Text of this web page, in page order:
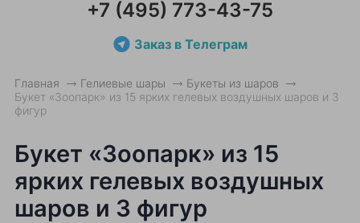
+7 (495) 773-43-75
Заказ в Телеграм
Главная Гелиевые шары
Букеты из шаров
Букет «Зоопарк» из 15 ярких гелевых воздушных шаров и 3
фигур
Букет «Зоопарк» из 15
ярких гелевых воздушных
шаров и 3 фигур